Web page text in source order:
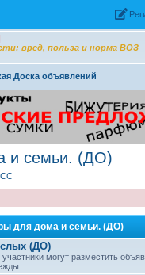
вред, польза и норма ВОЗ
Доска объявлений
и семьи. (ДО)
для дома и семьи. (ДО)
(ДО)
могут разместить